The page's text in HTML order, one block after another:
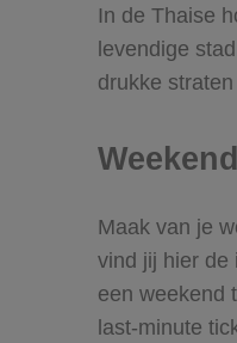
In de Thaise
levendige
drukke
Maak van je
vind jij hier de
een weekend
last-minute